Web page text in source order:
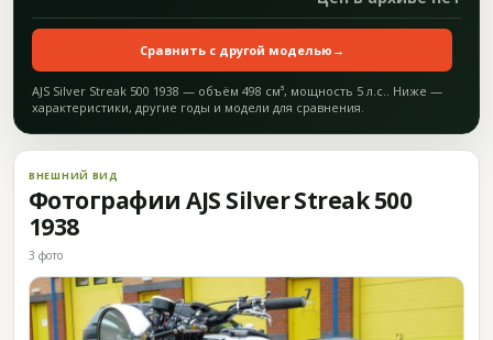
Сравнить с другой моделью →
AJS Silver Streak 500 1938 — объём 498 см³, мощность 5 л.с.. Ниже —
характеристики, другие годы и модели для сравнения.
ВНЕШНИЙ ВИД
Фотографии AJS Silver Streak 500
1938
3 фото